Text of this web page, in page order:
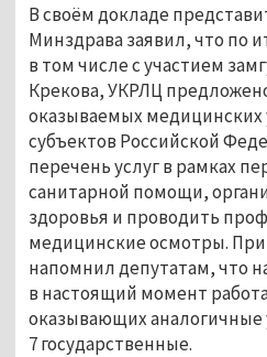
В своём докладе
Минздрава заявил, что по
в том числе с участием
Крекова, УКРЛЦ
оказываемых медицинских
субъектов Российской
перечень услуг в рамках
санитарной помощи,
здоровья и проводить
медицинские осмотры.
напомнил депутатам, что
в настоящий момент
оказывающих аналогичные
7 государственные.